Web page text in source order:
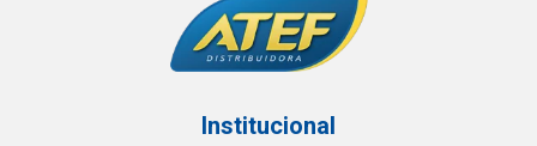
Institucional